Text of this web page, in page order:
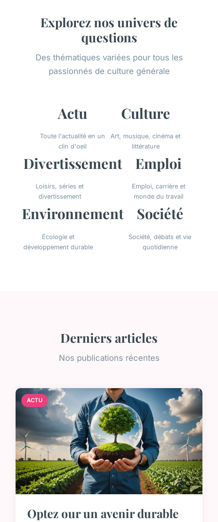
Explorez nos univers de
questions
Des thématiques variées pour tous les
passionnés de culture générale
Actu
Toute l'actualité en un
clin d'oeil
Culture
Art, musique, cinéma et
littérature
Divertissement
Loisirs, séries et
divertissement
Emploi
Emploi, carrière et
monde du travail
Environnement
Écologie et
développement durable
Société
Société, débats et vie
quotidienne
Derniers articles
Nos publications récentes
ACTU
Optez our un avenir durable